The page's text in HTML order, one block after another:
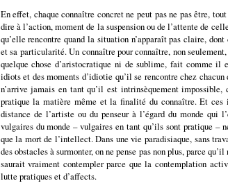
En effet, chaque connaître concret ne peut pas ne pas être,
dire à l’action, moment de la suspension ou de l’attente de
qu’elle rencontre quand la situation n’apparaît pas claire,
et sa particularité. Un connaître pour connaître, non
quelque chose d’aristocratique ni de sublime, fait comme il
idiots et des moments d’idiotie qu’il se rencontre chez
n’arrive jamais en tant qu’il est intrinsèquement
pratique la matière même et la finalité du connaître. Et
distance de l’artiste ou du penseur à l’égard du monde qui
vulgaires du monde – vulgaires en tant qu’ils sont pratique –
que la mort de l’intellect. Dans une vie paradisiaque, sans
des obstacles à surmonter, on ne pense pas non plus, parce
saurait vraiment contempler parce que la contemplation
lutte pratiques et d’affects.